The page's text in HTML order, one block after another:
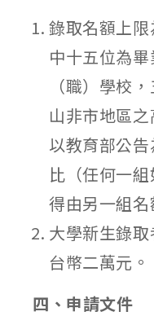
錄取名額上
中十五位為
（職）學校
山非市地區
以教育部公
比（任何一
得由另一組名
大學新生錄
台幣二萬元。
四、申請文件